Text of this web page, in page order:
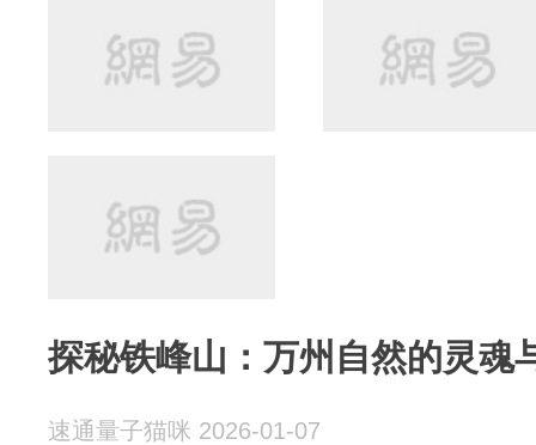
探秘铁峰山：万州自然的灵魂
速通量子猫咪 2026-01-07